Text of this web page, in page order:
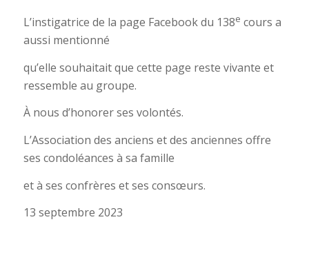
L’instigatrice de la page Facebook du 138e cours a
aussi mentionné
qu’elle souhaitait que cette page reste vivante et
ressemble au groupe.
À nous d’honorer ses volontés.
L’Association des anciens et des anciennes offre
ses condoléances à sa famille
et à ses confrères et ses consœurs.
13 septembre 2023